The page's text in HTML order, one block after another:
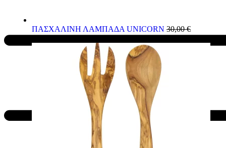
ΠΑΣΧΑΛΙΝΗ ΛΑΜΠΑΔΑ UNICORN 30,00€
27,00€